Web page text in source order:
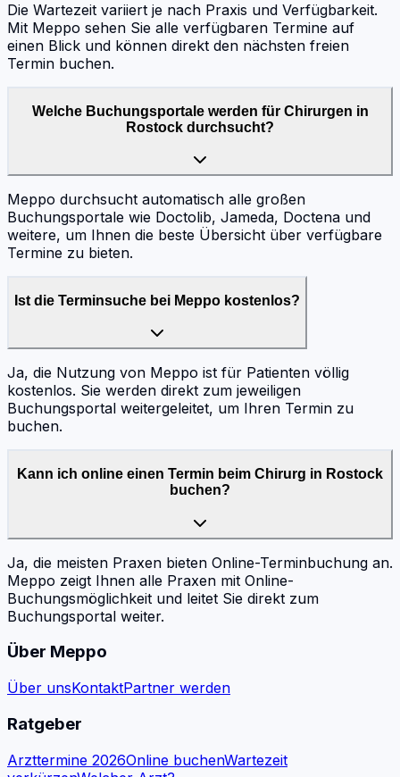
Die Wartezeit variiert je nach Praxis und Verfügbarkeit.
Mit Meppo sehen Sie alle verfügbaren Termine auf
einen Blick und können direkt den nächsten freien
Termin buchen.
Welche Buchungsportale werden für Chirurgen in
Rostock durchsucht?
Meppo durchsucht automatisch alle großen
Buchungsportale wie Doctolib, Jameda, Doctena und
weitere, um Ihnen die beste Übersicht über verfügbare
Termine zu bieten.
Ist die Terminsuche bei Meppo kostenlos?
Ja, die Nutzung von Meppo ist für Patienten völlig
kostenlos. Sie werden direkt zum jeweiligen
Buchungsportal weitergeleitet, um Ihren Termin zu
buchen.
Kann ich online einen Termin beim Chirurg in Rostock
buchen?
Ja, die meisten Praxen bieten Online-Terminbuchung an.
Meppo zeigt Ihnen alle Praxen mit Online-
Buchungsmöglichkeit und leitet Sie direkt zum
Buchungsportal weiter.
Über Meppo
Über unsKontaktPartner werden
Ratgeber
Arzttermine 2026Online buchenWartezeit